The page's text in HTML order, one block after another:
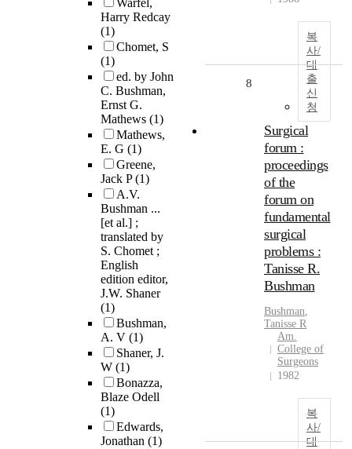
Warfel,
Harry Redcay
(1)
Chomet, S
(1)
ed. by John
C. Bushman,
Ernst G.
Mathews (1)
Mathews,
E. G (1)
Greene,
Jack P(1)
A.V.
Bushman ...
[et al.] ;
translated by
S. Chomet ;
English
edition editor,
J.W. Shaner
(1)
Bushman,
A. V (1)
Shaner, J.
W (1)
Bonazza,
Blaze Odell
(1)
Edwards,
Jonathan (1)
복
사/
대
출
신
청
8
Surgical
forum :
proceedings
of the
forum on
fundamental
surgical
problems :
Tanisse R.
Bushman
Bushman,
Tanisse R
Am.
College of
Surgeons
1982
복
사/
대